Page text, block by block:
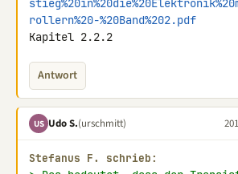
rollern%20-%20Band%202.pdf
Kapitel 2.2.2
Antwort
US Udo S.(urschmitt)
Stefanus F. schrieb: